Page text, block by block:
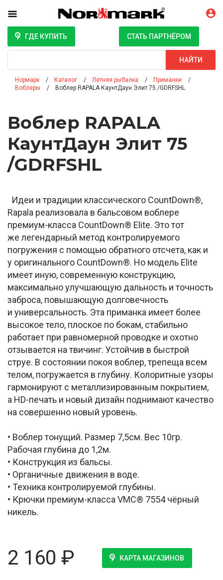
ГДЕ КУПИТЬ СТАТЬ ПАРТНЁРОМ
НАЙТИ
Нормарк Каталог Летняя рыбалка
Приманки
Воблеры
Воблер RAPALA КаунтДаун Элит 75 /GDRFSHL
Воблер RAPALA
КаунтДаун Элит 75
/GDRFSHL
Идеи и традиции классического CountDown®,
Rapala реализовала в бальсовом воблере
премиум-класса CountDown® Elite. Это тот
же легендарный метод контролируемого
погружения с помощью обратного отсчета, как и
у оригинального CountDown®. Но модель Elite
имеет иную, современную конструкцию,
максимально улучшающую дальность и точность
заброса, повышающую долговечность
и универсальность. Эта приманка имеет более
высокое тело, плоское по бокам, стабильно
работает при равномерной проводке и охотно
отзывается на твичинг. Устойчив в быстрой
струе. В состоянии покоя воблер, трепеща всем
телом, погружается в глубину. Колоритные узоры
гармонируют с металлизированным покрытием,
а HD-печать и новый дизайн поднимают качество
на совершенно новый уровень.
• Воблер тонущий. Размер 7,5см. Вес 10гр.
Рабочая глубина до 1,2м.
• Конструкция из бальсы.
• Органичные движения в воде.
• Техника контролируемой глубины.
• Крючки премиум-класса VMC® 7554 чёрный
никель.
2 160 ₽ КАРТА МАГАЗИНОВ